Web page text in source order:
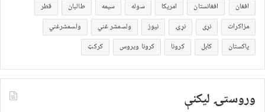
افغان افغانستان امریکا سوله سیمه طالبان
قطر
مزاکرات
نړی نړۍ نیوز ولسمشر غني
ولسمشرغني
پاکستان
کابل کرونا کرونا ویروس کرکټ
وروستۍ ليکنې